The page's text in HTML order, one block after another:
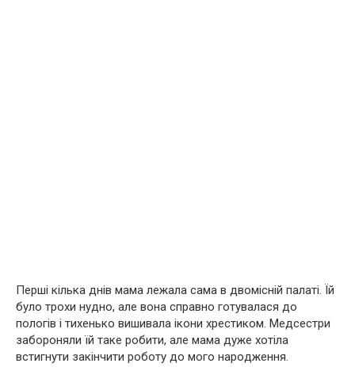
Перші кілька днів мама лежала сама в двомісній палаті. Їй
було трохи нудно, але вона справно готувалася до
пoлoгів і тихенько вишивала ікони хрестиком. Медсестри
забороняли їй таке робити, але мама дуже хотіла
встигнути закінчити роботу до мого наpoдження.